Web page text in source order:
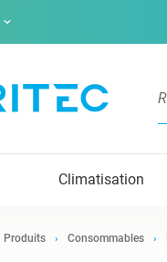
Climatisation
Produits Consommables